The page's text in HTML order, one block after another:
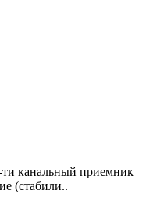
канальный приемник
(стабили..